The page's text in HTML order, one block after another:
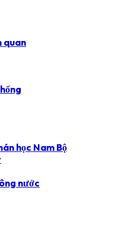
quan
học Nam Bộ
nước